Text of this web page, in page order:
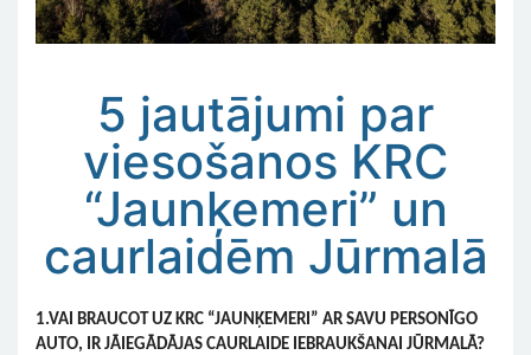
5 jautājumi par
viesošanos KRC
“Jaunķemeri” un
caurlaidēm Jūrmalā
1.VAI BRAUCOT UZ KRC “JAUNĶEMERI” AR SAVU PERSONĪGO
AUTO, IR JĀIEGĀDĀJAS CAURLAIDE IEBRAUKŠANAI JŪRMALĀ?